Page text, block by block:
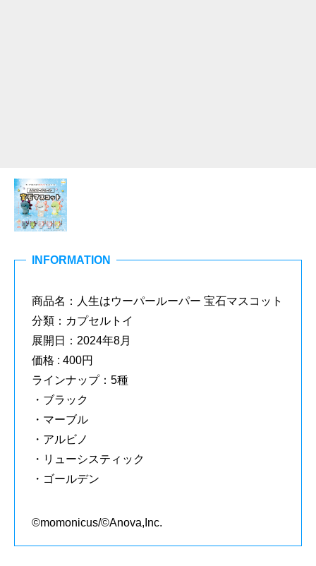
INFORMATION
商品名：人生はウーパールーパー 宝石マスコット
分類：カプセルトイ
展開日：2024年8月
価格 : 400円
ラインナップ：5種
・ブラック
・マーブル
・アルビノ
・リューシスティック
・ゴールデン
©momonicus/©Anova,Inc.